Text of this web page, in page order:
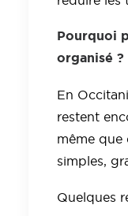
Pourquoi
organisé ?
En
restent
même que
simples,
Quelques